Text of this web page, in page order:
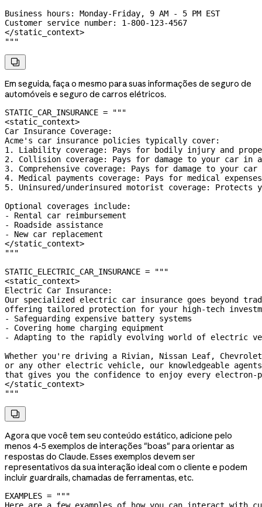
Business hours: Monday-Friday, 9 AM - 5 PM EST
Customer service number: 1-800-123-4567
</static_context>
"""

Em seguida, faça o mesmo para suas informações de seguro de
automóveis e seguro de carros elétricos.
STATIC_CAR_INSURANCE = """
<static_context>
Car Insurance Coverage:
Acme's car insurance policies typically cover:
1. Liability coverage: Pays for bodily injury and
2. Collision coverage: Pays for damage to your car in
3. Comprehensive coverage: Pays for damage to your
4. Medical payments coverage: Pays for medical
5. Uninsured/underinsured motorist coverage:
Optional coverages include:
- Rental car reimbursement
- Roadside assistance
- New car replacement
</static_context>
"""
STATIC_ELECTRIC_CAR_INSURANCE = """
<static_context>
Electric Car Insurance:
Our specialized electric car insurance goes beyond
offering tailored protection for your high-tech
- Safeguarding expensive battery systems
- Covering home charging equipment
- Adapting to the rapidly evolving world of electric
Whether you're driving a Rivian, Nissan Leaf,
or any other electric vehicle, our knowledgeable
that gives you the confidence to enjoy every electron-
</static_context>
"""

Agora que você tem seu conteúdo estático, adicione pelo
menos 4-5 exemplos de interações "boas" para orientar as
respostas do Claude. Esses exemplos devem ser
representativos da sua interação ideal com o cliente e podem
incluir guardrails, chamadas de ferramentas, etc.
EXAMPLES = """